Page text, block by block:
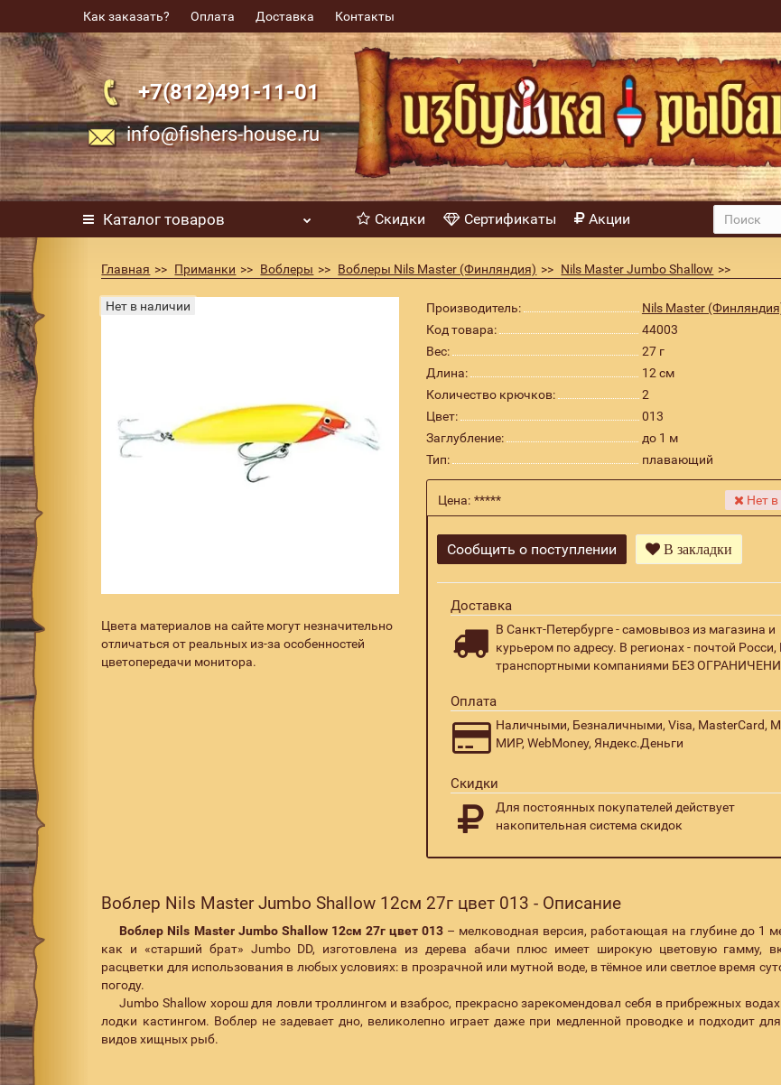
Как заказать? Оплата Доставка Контакты
+7(812)491-11-01
info@fishers-house.ru
Каталог товаров Скидки Сертификаты Акции
Главная Приманки Воблеры Воблеры Nils Master (Финляндия) Nils Master Jumbо Shallow
Нет в наличии
Цвета материалов на сайте могут незначительно
отличаться от реальных из-за особенностей
цветопередачи монитора.
Производитель:
Nils Master
Код товара:
44003
Вес:
27 г
Длина:
12 см
Количество крючков:
2
Цвет:
013
Заглубление:
до 1 м
Тип:
плавающий
Цена: ***** Нет
Сообщить о поступлении В закладки
Доставка
В Санкт-Петербурге - самовывоз из магазина и
курьером по адресу. В регионах - почтой Росси,
транспортными компаниями БЕЗ
Оплата
Наличными, Безналичными, Visa, MasterCard,
МИР, WebMoney, Яндекс.Деньги
Скидки
Для постоянных покупателей действует
накопительная система скидок
Воблер Nils Master Jumbo Shallow 12см 27г цвет 013 - Описание
Воблер Nils Master Jumbo Shallow12см 27г цвет 013– мелководная версия, работающая на глубине до 1
как и «старший брат» Jumbo DD, изготовлена из дерева абачи плюс имеет широкую цветовую гамму,
расцветки для использования в любых условиях: в прозрачной или мутной воде, в тёмное или светлое время
погоду.
Jumbo Shallow хорош для ловли троллингом и взаброс, прекрасно зарекомендовал себя в прибрежных
лодки кастингом. Воблер не задевает дно, великолепно играет даже при медленной проводке и подходит
видов хищных рыб.